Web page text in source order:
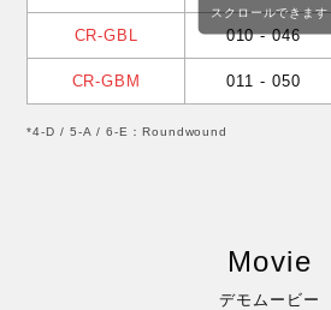
CR-GBL 010 - 046
CR-GBM 011 - 050
*4-D / 5-A / 6-E：Roundwound
スクロールできます
Movie
デモムービー